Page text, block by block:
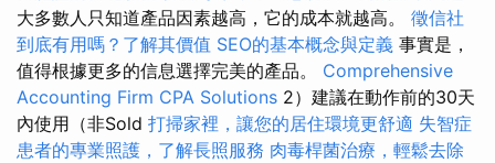
大多數人只知道產品因素越高，它的成本就越高。 徵信社
到底有用嗎？了解其價值 SEO的基本概念與定義 事實是，
值得根據更多的信息選擇完美的產品。 Comprehensive
Accounting Firm CPA Solutions 2）建議在動作前的30天
內使用（非Sold 打掃家裡，讓您的居住環境更舒適 失智症
患者的專業照護，了解長照服務 肉毒桿菌治療，輕鬆去除